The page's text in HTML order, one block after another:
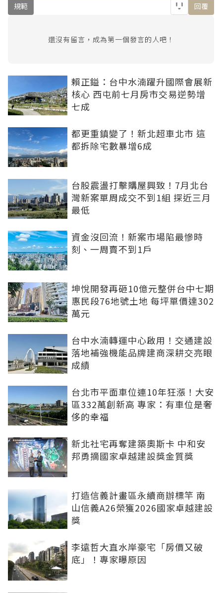
規範 回覆
還沒有留言，成為第一個發言的人吧！
賴正鎰：台中水湳躍升國際會展新
核心 西屯前七月房市交易逆勢增
七成
都更重鎮變了！新北超車北市 這
都拆除宅數暴增6成
台股震盪打擊購屋興致！7月北台
灣新案單周成交不到1組 探近三月
最低
資金沒回流！新案市場陷最慘時
刻、一周賣不到1戶
坤悅開發再砸10億元整併台中七期
惠民段76地號土地 每坪單價達302
萬元
台中水湳轉運中心啟用！交通建設
落地補強機能品牌建商深耕交亮眼
成績
台北市平面車位連10年狂漲！大安
區332萬創新高 專家：有車位是奢
侈的幸福
新北社宅再奪建築奧斯卡 中和安
邦勇摘國家卓越建設獎金質獎
打造信義計畫區永續商辦標竿 南
山信義A26榮獲2026國家卓越建設
獎
李遠哲大直水岸豪宅「房價又破
底」！專家曝原因